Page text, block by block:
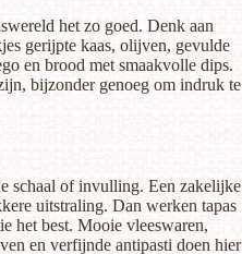
het zo goed. Denk aan
gerijpte kaas, olijven, gevulde
en brood met smaakvolle dips.
bijzonder genoeg om indruk te
schaal of invulling. Een zakelijke
uitstraling. Dan werken tapas
het best. Mooie vleeswaren,
en verfijnde antipasti doen hier